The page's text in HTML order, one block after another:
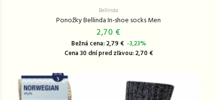
Bellinda
Ponožky Bellinda In-shoe socks Men
2,70 €
Bežná cena: 2,79 € -3,23%
Cena 30 dní pred zľavou: 2,70 €